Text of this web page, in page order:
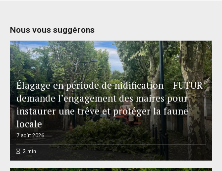
Nous vous suggérons
Élagage en période de nidification – FUTUR
demande l’engagement des maires pour
instaurer une trêve et protéger la faune
locale
7 août 2026
2min